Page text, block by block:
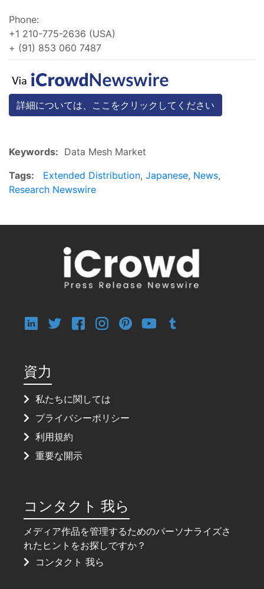
Phone:
+1 210-775-2636 (USA)
+ (91) 853 060 7487
詳細については、ここをクリックしてください
Keywords: Data Mesh Market
Tags:
Extended Distribution, Japanese, News,
Research Newswire
資力
私たちに関しては
プライバシーポリシー
利用規約
重要な開示
コンタクト 我ら
メディア作品を管理するためのパーソナライズさ
れたヒントをお探しですか？
コンタクト 我ら